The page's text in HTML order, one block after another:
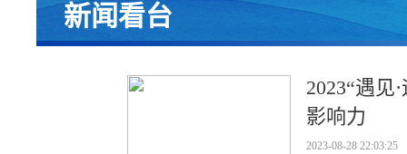
新闻看台
2023“遇见
影响力
2023-08-28 22:03:25